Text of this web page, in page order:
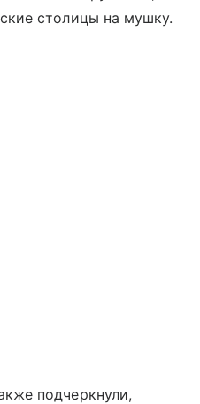
столицы на мушку.
подчеркнули,